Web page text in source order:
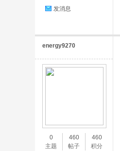
发消息
energy9270
0
主题
460
帖子
460
积分